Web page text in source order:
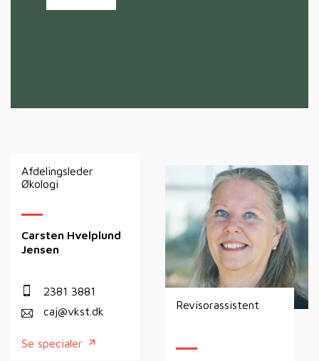
Afdelingsleder
Økologi
Carsten Hvelplund
Jensen
2381 3881
caj@vkst.dk
Se specialer
Revisorassistent